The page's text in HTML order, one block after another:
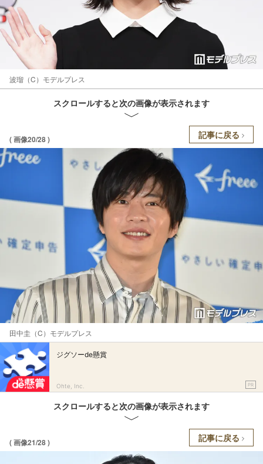
波瑠（C）モデルプレス
スクロールすると次の画像が表示されます
( 画像20/28 ) 記事に戻る
田中圭（C）モデルプレス
ジグソーde懸賞
Ohte, Inc. PR
スクロールすると次の画像が表示されます
( 画像21/28 ) 記事に戻る